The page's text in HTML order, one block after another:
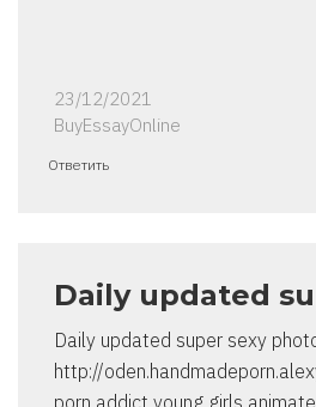
23/12/2021
BuyEssayOnline
Ответить
Daily updated
Daily updated super sexy
http://